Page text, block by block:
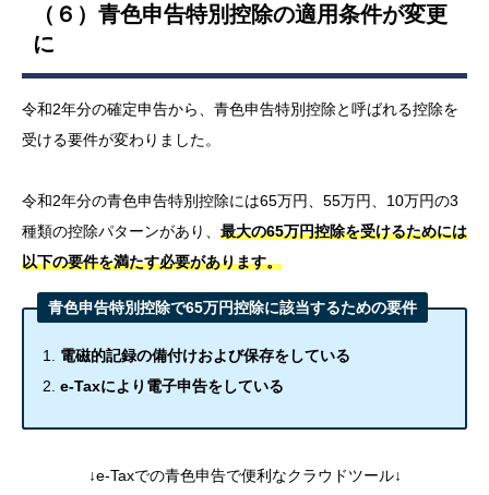
（６）青色申告特別控除の適用条件が変更
に
令和2年分の確定申告から、青色申告特別控除と呼ばれる控除を
受ける要件が変わりました。
令和2年分の青色申告特別控除には65万円、55万円、10万円の3
種類の控除パターンがあり、 最大の65万円控除を受けるためには
以下の要件を満たす必要があります。
青色申告特別控除で65万円控除に該当するための要件
電磁的記録の備付けおよび保存をしている
e-Taxにより電子申告をしている
↓e-Taxでの青色申告で便利なクラウドツール↓